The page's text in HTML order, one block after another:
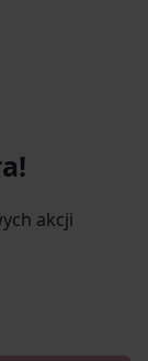
akcji